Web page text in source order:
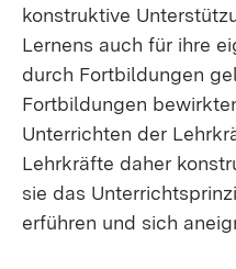
konstruktive
Lernens auch für ihre
durch Fortbildungen
Fortbildungen
Unterrichten der
Lehrkräfte daher
sie das
erführen und sich